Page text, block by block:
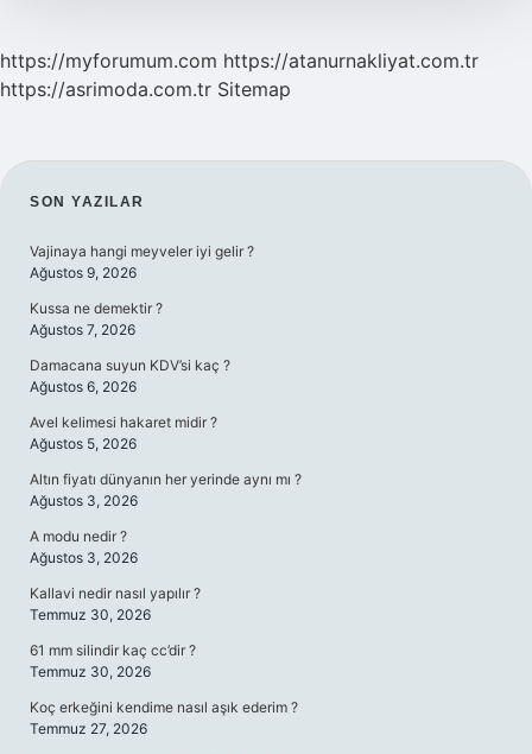
https://myforumum.com https://atanurnakliyat.com.tr
https://asrimoda.com.tr Sitemap
SIDEBAR
SON YAZILAR
Vajinaya hangi meyveler iyi gelir ?
Ağustos 9, 2026
Kussa ne demektir ?
Ağustos 7, 2026
Damacana suyun KDV’si kaç ?
Ağustos 6, 2026
Avel kelimesi hakaret midir ?
Ağustos 5, 2026
Altın fiyatı dünyanın her yerinde aynı mı ?
Ağustos 3, 2026
A modu nedir ?
Ağustos 3, 2026
Kallavi nedir nasıl yapılır ?
Temmuz 30, 2026
61 mm silindir kaç cc’dir ?
Temmuz 30, 2026
Koç erkeğini kendime nasıl aşık ederim ?
Temmuz 27, 2026